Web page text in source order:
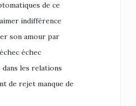
de ce
indifférence
son amour par
échec
les relations
de rejet manque de